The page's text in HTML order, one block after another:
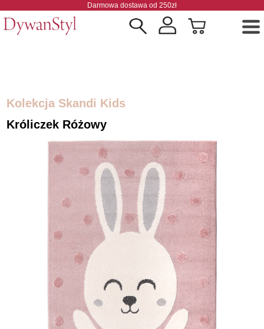
Darmowa dostawa od 250zł
Kolekcja Skandi Kids
Króliczek Różowy